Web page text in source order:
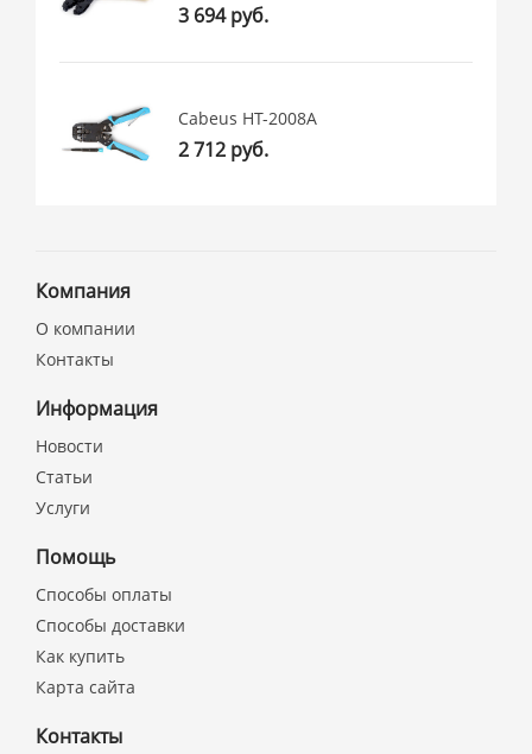
3 694 руб.
Cabeus HT-2008A
2 712 руб.
Компания
О компании
Контакты
Информация
Новости
Статьи
Услуги
Помощь
Способы оплаты
Способы доставки
Как купить
Карта сайта
Контакты